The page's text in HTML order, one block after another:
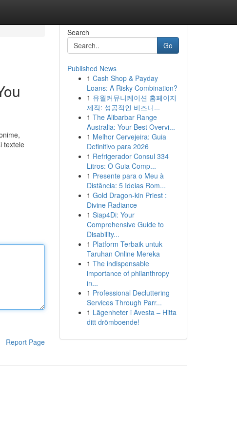
textele
Report Page
Search
Go
Published News
1 Cash Shop & Payday
Loans: A Risky Combination?
1 유월커뮤니케이션 홈페이지
제작: 성공적인 비즈니...
1 The Alibarbar Range
Australia: Your Best Overvi...
1 Melhor Cervejeira: Guia
Definitivo para 2026
1 Refrigerador Consul 334
Litros: O Guia Comp...
1 Presente para o Meu à
Distância: 5 Ideias Rom...
1 Gold Dragon-kin Priest :
Divine Radiance
1 Siap4Di: Your
Comprehensive Guide to
Disability...
1 Platform Terbaik untuk
Taruhan Online Mereka
1 The indispensable
importance of philanthropy
in...
1 Professional Decluttering
Services Through Parr...
1 Lägenheter i Avesta – Hitta
ditt drömboende!